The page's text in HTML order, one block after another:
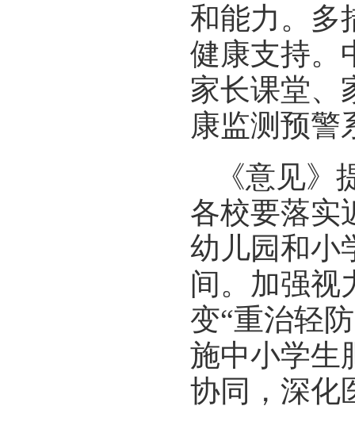
和能力。多
健康支持。
家长课堂、
康监测预警
《意见
各校要落实
幼儿园和小
间。加强视
变“重治轻
施中小学生
协同，深化